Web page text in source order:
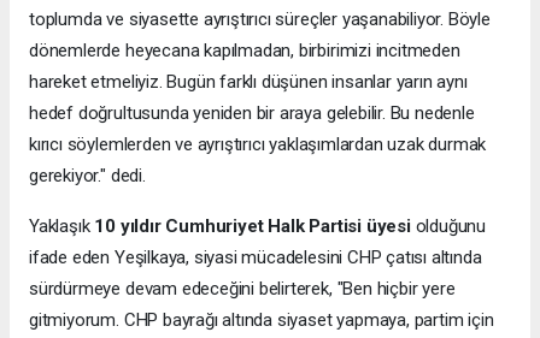
toplumda ve siyasette ayrıştırıcı süreçler yaşanabiliyor. Böyle
dönemlerde heyecana kapılmadan, birbirimizi incitmeden
hareket etmeliyiz. Bugün farklı düşünen insanlar yarın aynı
hedef doğrultusunda yeniden bir araya gelebilir. Bu nedenle
kırıcı söylemlerden ve ayrıştırıcı yaklaşımlardan uzak durmak
gerekiyor." dedi.
Yaklaşık 10 yıldır Cumhuriyet Halk Partisi üyesiolduğunu
ifade eden Yeşilkaya, siyasi mücadelesini CHP çatısı altında
sürdürmeye devam edeceğini belirterek, "Ben hiçbir yere
gitmiyorum. CHP bayrağı altında siyaset yapmaya, partim için